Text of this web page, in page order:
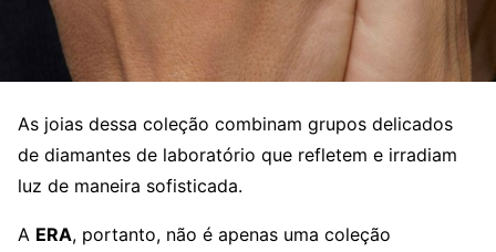
As joias dessa coleção combinam grupos delicados
de diamantes de laboratório que refletem e irradiam
luz de maneira sofisticada.
A ERA, portanto, não é apenas uma coleção